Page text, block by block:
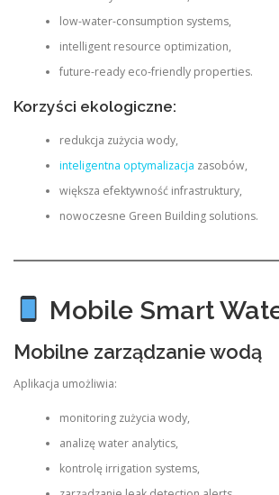
low-water-consumption systems,
intelligent resource optimization,
future-ready eco-friendly properties.
Korzyści ekologiczne:
redukcja zużycia wody,
inteligentna optymalizacja zasobów,
większa efektywność infrastruktury,
nowoczesne Green Building solutions.
Mobile Smart
Mobilne zarządzanie wodą
Aplikacja umożliwia:
monitoring zużycia wody,
analizę water analytics,
kontrolę irrigation systems,